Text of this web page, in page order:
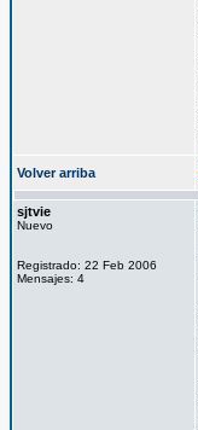
Volver arriba
sjtvie
Nuevo
Registrado: 22 Feb 2006
Mensajes: 4